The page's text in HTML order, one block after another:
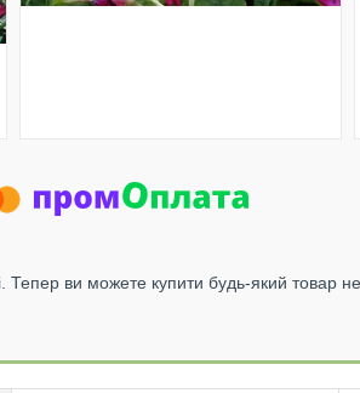
Тепер ви можете купити будь-який товар